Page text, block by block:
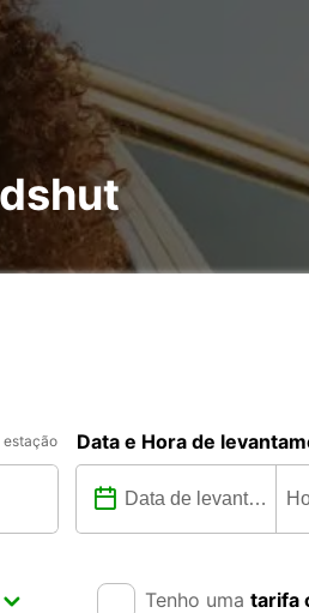
estação Data e Hora de
Tenho uma tarifa